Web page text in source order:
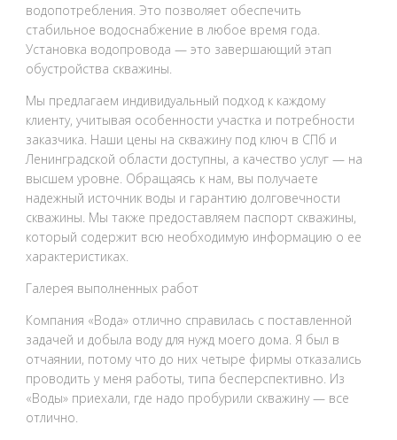
водопотребления. Это позволяет обеспечить
стабильное водоснабжение в любое время года.
Установка водопровода — это завершающий этап
обустройства скважины.
Мы предлагаем индивидуальный подход к каждому
клиенту, учитывая особенности участка и потребности
заказчика. Наши цены на скважину под ключ в СПб и
Ленинградской области доступны, а качество услуг — на
высшем уровне. Обращаясь к нам, вы получаете
надежный источник воды и гарантию долговечности
скважины. Мы также предоставляем паспорт скважины,
который содержит всю необходимую информацию о ее
характеристиках.
Галерея выполненных работ
Компания «Вода» отлично справилась с поставленной
задачей и добыла воду для нужд моего дома. Я был в
отчаянии, потому что до них четыре фирмы отказались
проводить у меня работы, типа бесперспективно. Из
«Воды» приехали, где надо пробурили скважину — все
отлично.